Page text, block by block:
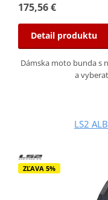
175,56 €
Detail produktu
Dámska moto bunda s
a
LS2
ZĽAVA 5%